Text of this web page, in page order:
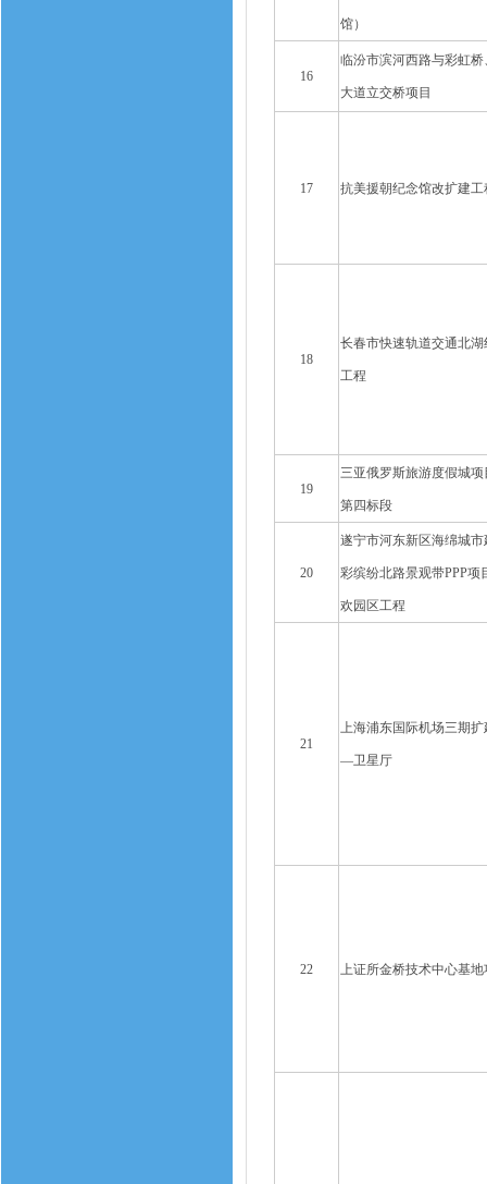
馆）
16
临汾市滨河西路与彩虹桥
大道立交桥项目
17 抗美援朝纪念馆改扩建工
18
长春市快速轨道交通北湖
工程
19
三亚俄罗斯旅游度假城项
第四标段
20
遂宁市河东新区海绵城市
彩缤纷北路景观带PPP项
欢园区工程
21
上海浦东国际机场三期扩
—卫星厅
22 上证所金桥技术中心基地